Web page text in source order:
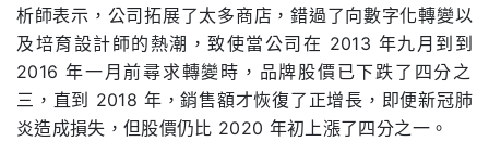
析師表示，公司拓展了太多商店，錯過了向數字化轉變以
及培育設計師的熱潮，致使當公司在 2013 年九月到到
2016年一月前尋求轉變時，品牌股價已下跌了四分之
三，直到 2018 年，銷售額才恢復了正增長，即便新冠肺
炎造成損失，但股價仍比 2020 年初上漲了四分之一。